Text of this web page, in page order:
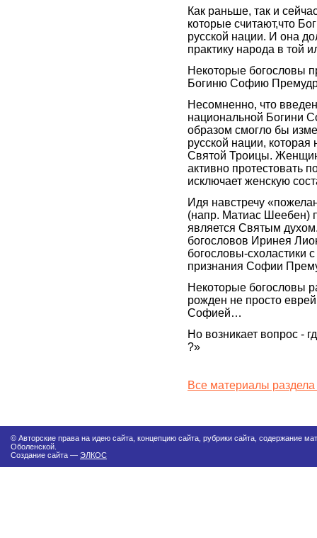
Как раньше, так и
которые считают,что
русской нации. И она
практику народа в той
Некоторые богословы
Богиню Софию
Несомненно, что
национальной Богини
образом смогло бы
русской нации,
Святой Троицы.
активно протестовать
исключает женскую
Идя навстречу
(напр. Матиас Шеебен)
является Святым
богословов Иринея
богословы-схоластики
признания Софии
Некоторые богословы
рожден не просто
Софией…
Но возникает вопрос -
?»
Все материалы
© Авторские права на идею сайта, концепцию сайта, рубрики сайта, содержание
Оболенской.
Создание сайта — ЭЛКОС